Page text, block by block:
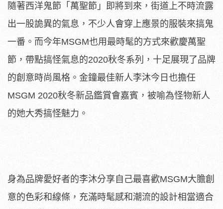
隨著西洋鬼節「萬聖節」即將到來，街道上不時流露
出一股詭異的氣息，不少人會穿上應景的服裝來搞鬼
一番。而今年MSGM也用最時髦的方式來歡慶萬聖
節，帶點搞怪氣息的2020秋冬系列，十足展現了品牌
的創意時尚風格。金鐘最佳新人李沐今日也擔任
MSGM 2020秋冬新品鑑賞會嘉賓，被喻為怪物新人
的她大秀搞怪魅力。
身為品牌愛好者的李沐分享自己最喜歡MSGM大膽創
意的色彩和線條，充滿時髦感和潮流的設計相當適合